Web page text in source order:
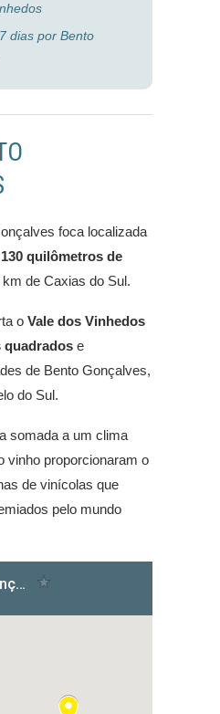
dias por Bento
foca localizada
130 quilômetros de
km de Caxias do Sul.
o Vale dos Vinhedos
quadrados e
de Bento Gonçalves,
do Sul.
somada a um clima
vinho proporcionaram o
de vinícolas que
pelo mundo